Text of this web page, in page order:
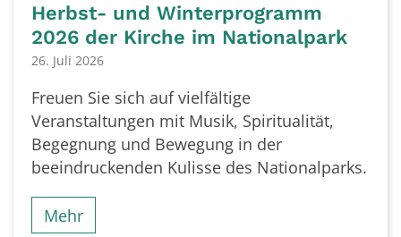
Herbst- und Winterprogramm
2026 der Kirche im Nationalpark
26. Juli 2026
Freuen Sie sich auf vielfältige
Veranstaltungen mit Musik, Spiritualität,
Begegnung und Bewegung in der
beeindruckenden Kulisse des Nationalparks.
Mehr